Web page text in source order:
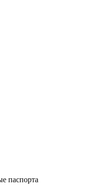
паспорта